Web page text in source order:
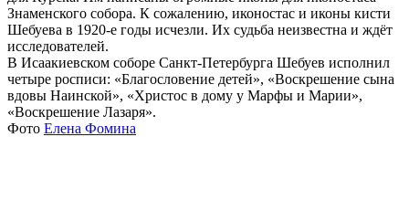
Знаменского собора. К сожалению, иконостас и иконы кисти
Шебуева в 1920-е годы исчезли. Их судьба неизвестна и ждёт
исследователей.
В Исаакиевском соборе Санкт-Петербурга Шебуев исполнил
четыре росписи: «Благословение детей», «Воскрешение сына
вдовы Наинской», «Христос в дому у Марфы и Марии»,
«Воскрешение Лазаря».
Фото Елена Фомина